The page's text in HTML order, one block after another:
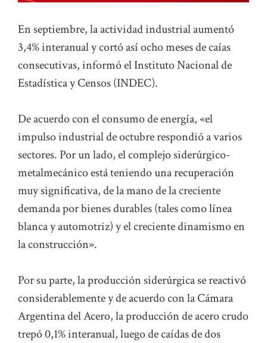
En septiembre, la actividad industrial aumentó
3,4% interanual y cortó así ocho meses de caías
consecutivas, informó el Instituto Nacional de
Estadística y Censos (INDEC).
De acuerdo con el consumo de energía, «el
impulso industrial de octubre respondió a varios
sectores. Por un lado, el complejo siderúrgico-
metalmecánico está teniendo una recuperación
muy significativa, de la mano de la creciente
demanda por bienes durables (tales como línea
blanca y automotriz) y el creciente dinamismo en
la construcción».
Por su parte, la producción siderúrgica se reactivó
considerablemente y de acuerdo con la Cámara
Argentina del Acero, la producción de acero crudo
trepó 0,1% interanual, luego de caídas de dos